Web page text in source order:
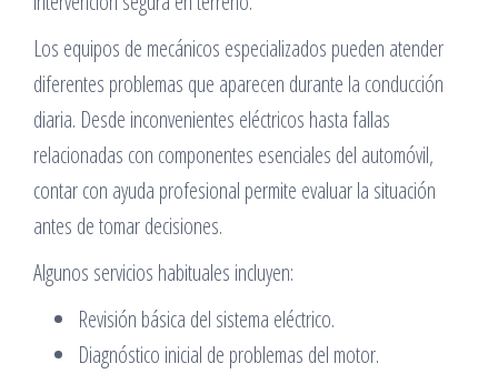
Los equipos de mecánicos especializados pueden atender
diferentes problemas que aparecen durante la conducción
diaria. Desde inconvenientes eléctricos hasta fallas
relacionadas con componentes esenciales del automóvil,
contar con ayuda profesional permite evaluar la situación
antes de tomar decisiones.
Algunos servicios habituales incluyen:
Revisión básica del sistema eléctrico.
Diagnóstico inicial de problemas del motor.